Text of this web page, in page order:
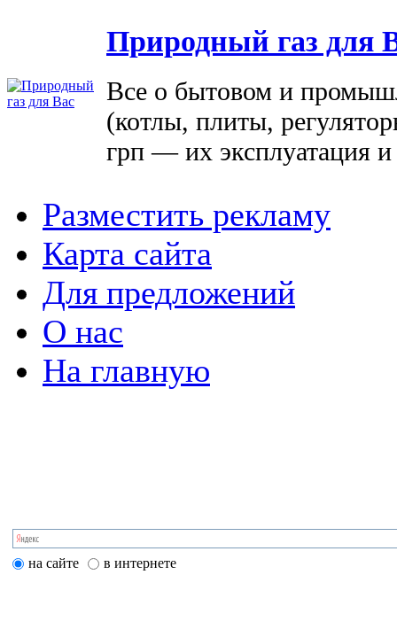
Природный газ для
Все о бытовом и
(котлы, плиты,
грп — их эксплуатация
Разместить рекламу
Карта сайта
Для предложений
О нас
На главную
на сайте в интернете